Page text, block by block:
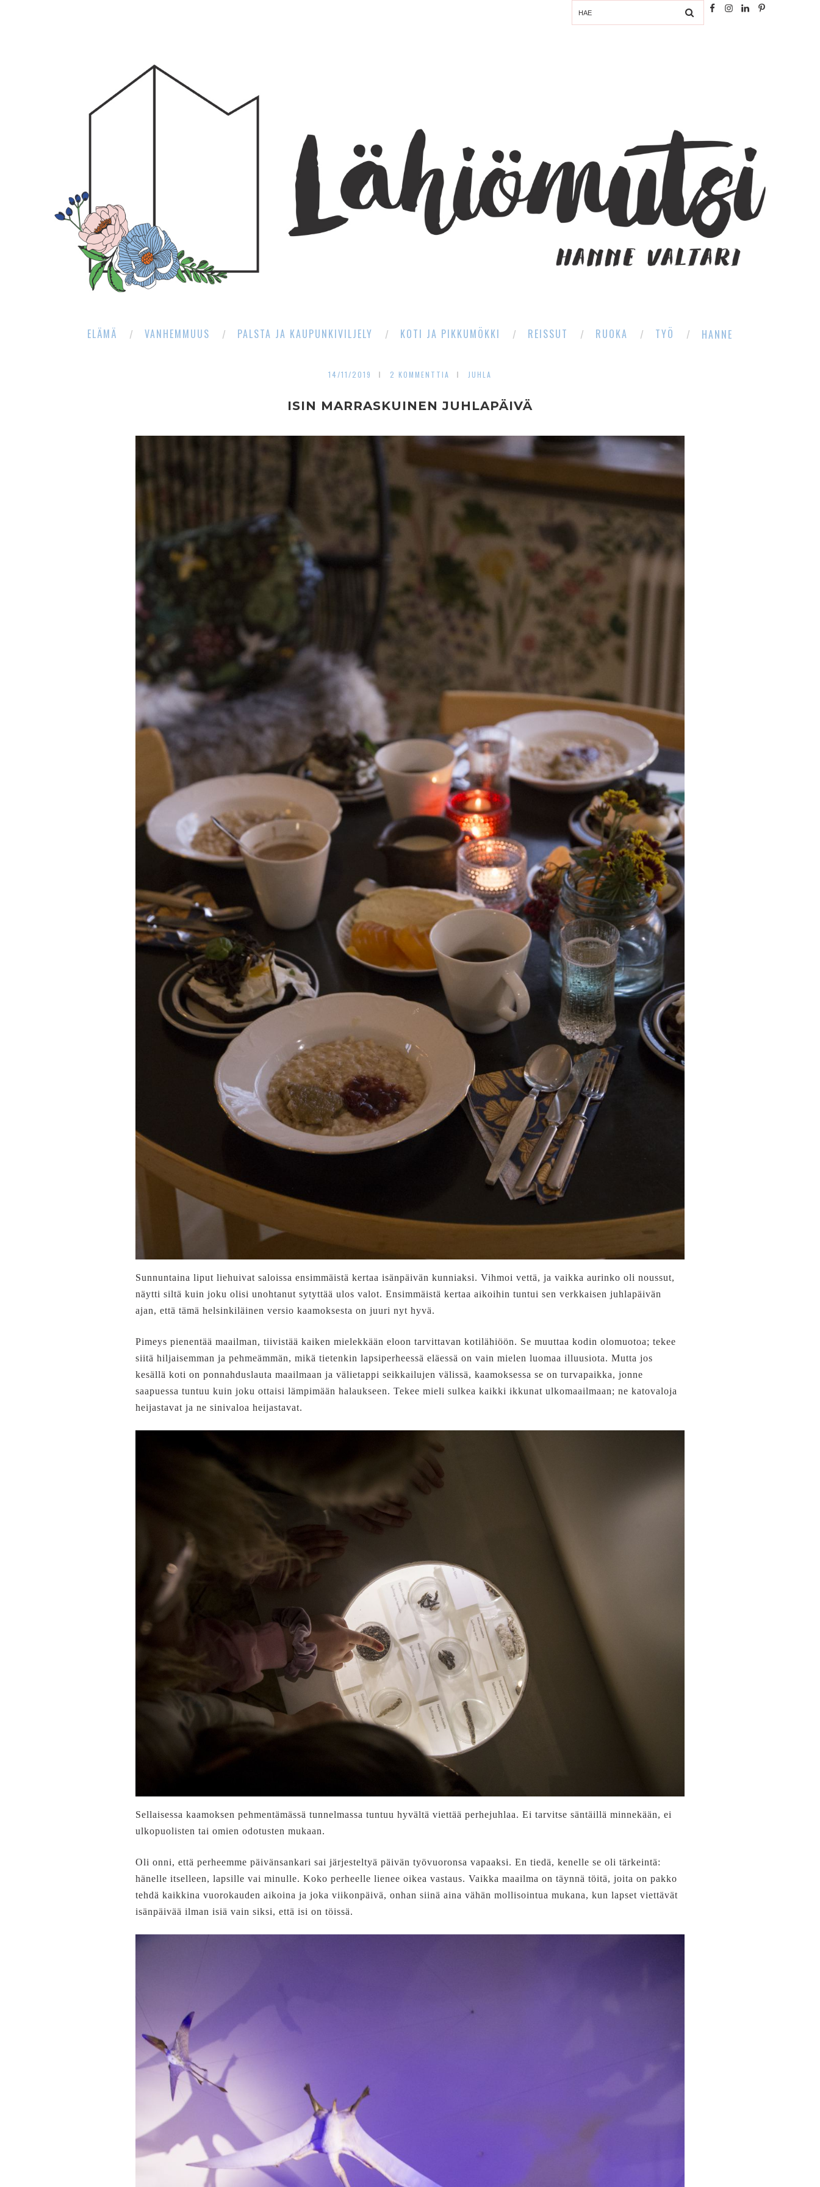
ELÄMÄ VANHEMMUUS PALSTA JA KAUPUNKIVILJELY KOTI JA PIKKUMÖKKI REISSUT RUOKA TYÖ HANNE
14/11/2019 2 KOMMENTTIA JUHLA
ISIN MARRASKUINEN JUHLAPÄIVÄ
Sunnuntaina liput liehuivat saloissa ensimmäistä kertaa isänpäivän kunniaksi. Vihmoi vettä, ja vaikka aurinko oli noussut,
näytti siltä kuin joku olisi unohtanut sytyttää ulos valot. Ensimmäistä kertaa aikoihin tuntui sen verkkaisen juhlapäivän
ajan, että tämä helsinkiläinen versio kaamoksesta on juuri nyt hyvä.
Pimeys pienentää maailman, tiivistää kaiken mielekkään eloon tarvittavan kotilähiöön. Se muuttaa kodin olomuotoa; tekee
siitä hiljaisemman ja pehmeämmän, mikä tietenkin lapsiperheessä eläessä on vain mielen luomaa illuusiota. Mutta jos
kesällä koti on ponnahduslauta maailmaan ja välietappi seikkailujen välissä, kaamoksessa se on turvapaikka, jonne
saapuessa tuntuu kuin joku ottaisi lämpimään halaukseen. Tekee mieli sulkea kaikki ikkunat ulkomaailmaan; ne katovaloja
heijastavat ja ne sinivaloa heijastavat.
Sellaisessa kaamoksen pehmentämässä tunnelmassa tuntuu hyvältä viettää perhejuhlaa. Ei tarvitse säntäillä minnekään, ei
ulkopuolisten tai omien odotusten mukaan.
Oli onni, että perheemme päivänsankari sai järjesteltyä päivän työvuoronsa vapaaksi. En tiedä, kenelle se oli tärkeintä:
hänelle itselleen, lapsille vai minulle. Koko perheelle lienee oikea vastaus. Vaikka maailma on täynnä töitä, joita on pakko
tehdä kaikkina vuorokauden aikoina ja joka viikonpäivä, onhan siinä aina vähän mollisointua mukana, kun lapset viettävät
isänpäivää ilman isiä vain siksi, että isi on töissä.